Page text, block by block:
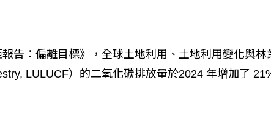
告：偏離目標》，全球土地利用、土地利用變化與林
LULUCF）的二氧化碳排放量於2024 年增加了